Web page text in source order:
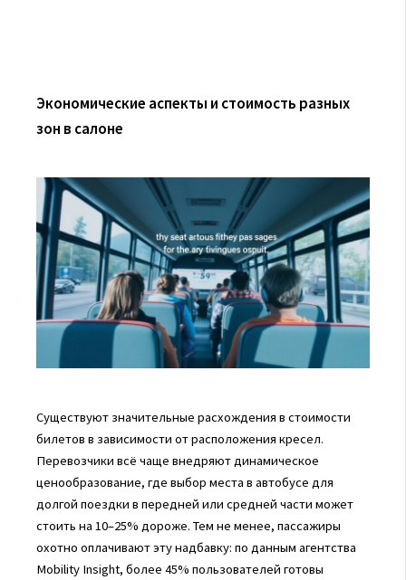
Экономические аспекты и стоимость разных
зон в салоне
Существуют значительные расхождения в стоимости
билетов в зависимости от расположения кресел.
Перевозчики всё чаще внедряют динамическое
ценообразование, где выбор места в автобусе для
долгой поездки в передней или средней части может
стоить на 10–25% дороже. Тем не менее, пассажиры
охотно оплачивают эту надбавку: по данным агентства
Mobility Insight, более 45% пользователей готовы